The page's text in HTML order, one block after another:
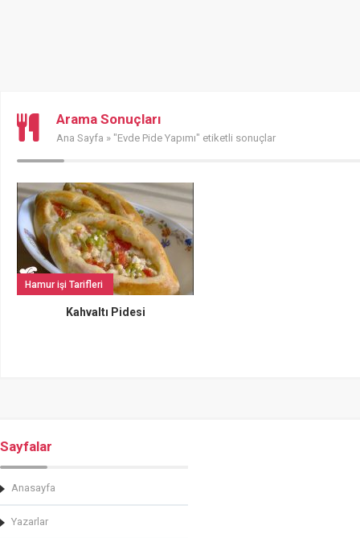
Arama Sonuçları
Ana Sayfa » "Evde Pide Yapımı" etiketli sonuçlar
Hamur işi Tarifleri
Kahvaltı Pidesi
Sayfalar
Anasayfa
Yazarlar